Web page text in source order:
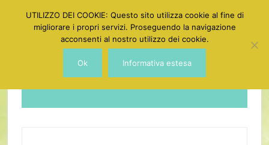
Dotgirl
UTILIZZO DEI COOKIE: Questo sito utilizza cookie al fine di
migliorare i propri servizi. Proseguendo la navigazione
acconsenti al nostro utilizzo dei cookie.
Ok Informativa estesa